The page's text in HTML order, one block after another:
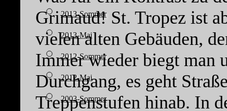
2013-Sommer
2013-Mai
2012-Sommer
2012-Mai
2003-Sommer
Grimaud! St. Tropez ist
vielen alten Gebäuden,
Immer wieder biegt man
Durchgang, es geht
Treppenstufen hinab. In